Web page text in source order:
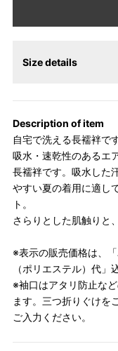
Size details
召しになりやすい寸法
をお知りになりたい方
Description of item
自宅で洗える長襦袢です
吸水・速乾性のあるエ
長襦袢です。吸水した
やすい夏の着用に適し
ト。
さらりとした肌触りと
※表示の販売価格は、
（ポリエステル）代」
※袖口はアタリ防止な
ます。三つ折りぐけを
ご入力ください。